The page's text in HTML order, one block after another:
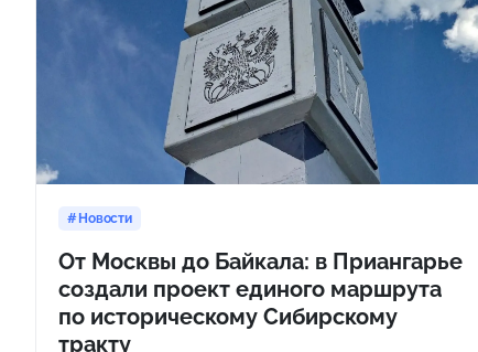
Новости
От Москвы до Байкала: в Приангарье
создали проект единого маршрута
по историческому Сибирскому
тракту